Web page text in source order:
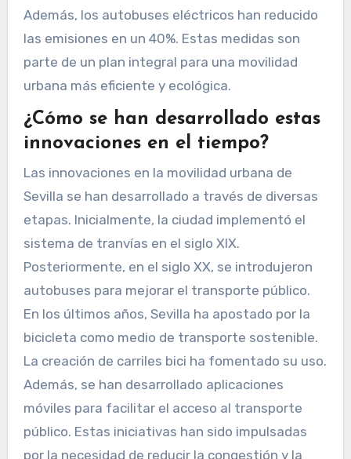
Además, los autobuses eléctricos han reducido
las emisiones en un 40%. Estas medidas son
parte de un plan integral para una movilidad
urbana más eficiente y ecológica.
¿Cómo se han desarrollado estas
innovaciones en el tiempo?
Las innovaciones en la movilidad urbana de
Sevilla se han desarrollado a través de diversas
etapas. Inicialmente, la ciudad implementó el
sistema de tranvías en el siglo XIX.
Posteriormente, en el siglo XX, se introdujeron
autobuses para mejorar el transporte público.
En los últimos años, Sevilla ha apostado por la
bicicleta como medio de transporte sostenible.
La creación de carriles bici ha fomentado su uso.
Además, se han desarrollado aplicaciones
móviles para facilitar el acceso al transporte
público. Estas iniciativas han sido impulsadas
por la necesidad de reducir la congestión y la